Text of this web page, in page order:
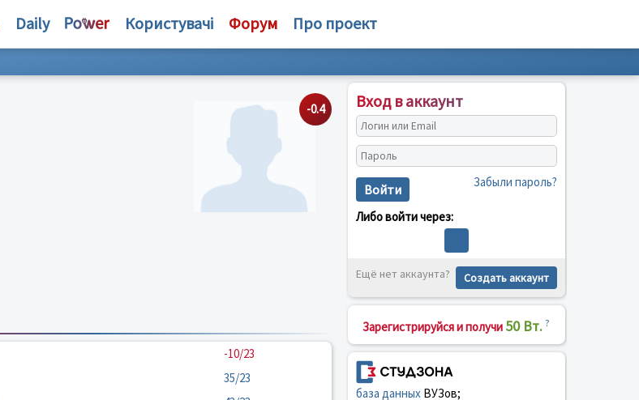
Daily Користувачі Форум Про проект
-0.4
-10/23
35/23
Вход в аккаунт
Войти Забыли пароль?
Либо войти через:
Ещё нет аккаунта? Создать аккаунт
Зарегистрируйся и получи 50 Вт. ?
база данныхВУЗов;